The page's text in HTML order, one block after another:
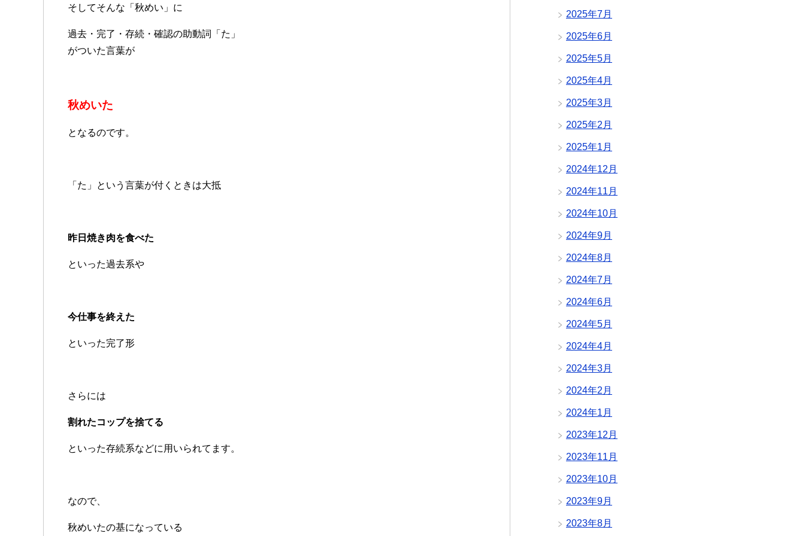
そしてそんな「秋めい」に
過去・完了・存続・確認の助動詞「た」
がついた言葉が
秋めいた
となるのです。
「た」という言葉が付くときは大抵
昨日焼き肉を食べた
といった過去系や
今仕事を終えた
といった完了形
さらには
割れたコップを捨てる
といった存続系などに用いられてます。
なので、
秋めいたの基になっている
2025年7月
2025年6月
2025年5月
2025年4月
2025年3月
2025年2月
2025年1月
2024年12月
2024年11月
2024年10月
2024年9月
2024年8月
2024年7月
2024年6月
2024年5月
2024年4月
2024年3月
2024年2月
2024年1月
2023年12月
2023年11月
2023年10月
2023年9月
2023年8月